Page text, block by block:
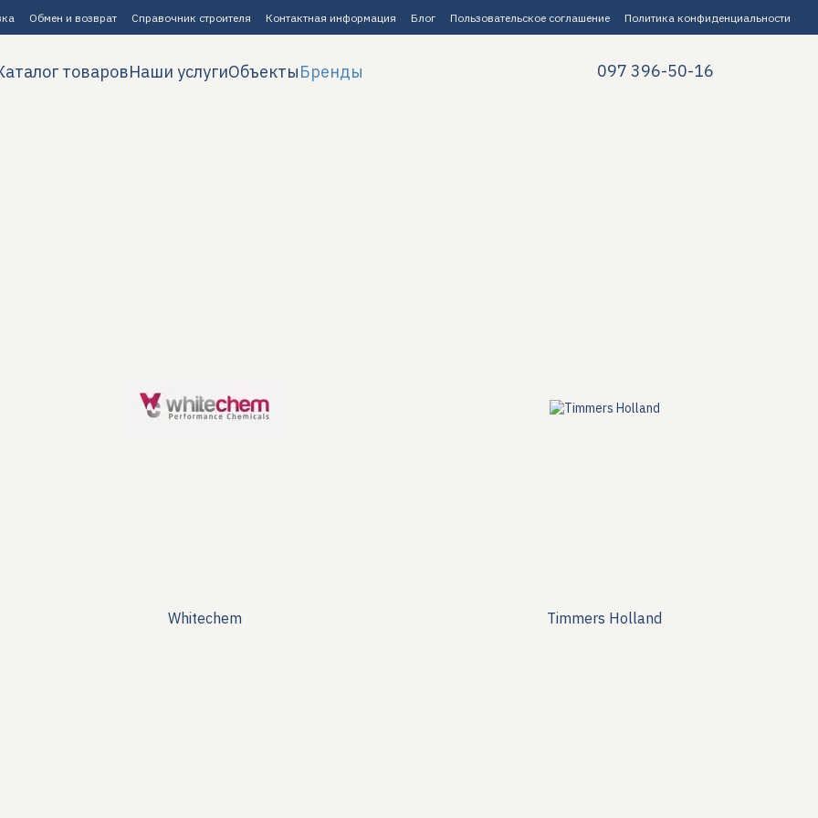
Обмен и возврат Справочник строителя Контактная информация Блог Пользовательское соглашение Политика конфиденциальности
товаровНаши услугиОбъектыБренды 097 396-50-16
Whitechem Timmers Holland